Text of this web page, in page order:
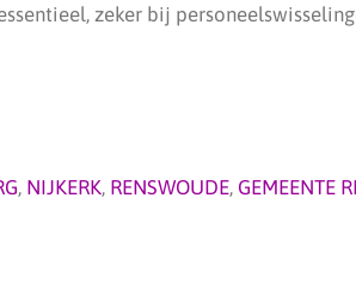
zeker bij
, NIJKERK, RENSWOUDE, GEMEENTE